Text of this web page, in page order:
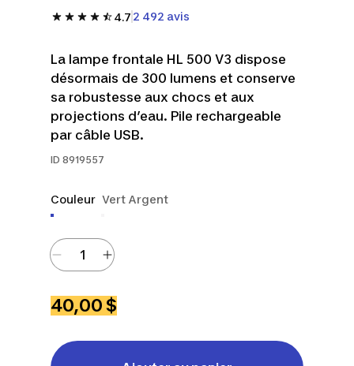
4.7 2 492 avis
La lampe frontale HL 500 V3 dispose
désormais de 300 lumens et conserve
sa robustesse aux chocs et aux
projections d’eau. Pile rechargeable
par câble USB.
ID 8919557
Couleur Vert Argent
40,00 $